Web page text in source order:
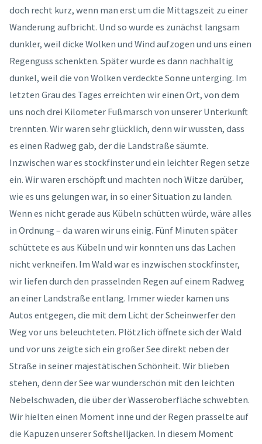
doch recht kurz, wenn man erst um die Mittagszeit zu einer
Wanderung aufbricht. Und so wurde es zunächst langsam
dunkler, weil dicke Wolken und Wind aufzogen und uns einen
Regenguss schenkten. Später wurde es dann nachhaltig
dunkel, weil die von Wolken verdeckte Sonne unterging. Im
letzten Grau des Tages erreichten wir einen Ort, von dem
uns noch drei Kilometer Fußmarsch von unserer Unterkunft
trennten. Wir waren sehr glücklich, denn wir wussten, dass
es einen Radweg gab, der die Landstraße säumte.
Inzwischen war es stockfinster und ein leichter Regen setze
ein. Wir waren erschöpft und machten noch Witze darüber,
wie es uns gelungen war, in so einer Situation zu landen.
Wenn es nicht gerade aus Kübeln schütten würde, wäre alles
in Ordnung – da waren wir uns einig. Fünf Minuten später
schüttete es aus Kübeln und wir konnten uns das Lachen
nicht verkneifen. Im Wald war es inzwischen stockfinster,
wir liefen durch den prasselnden Regen auf einem Radweg
an einer Landstraße entlang. Immer wieder kamen uns
Autos entgegen, die mit dem Licht der Scheinwerfer den
Weg vor uns beleuchteten. Plötzlich öffnete sich der Wald
und vor uns zeigte sich ein großer See direkt neben der
Straße in seiner majestätischen Schönheit. Wir blieben
stehen, denn der See war wunderschön mit den leichten
Nebelschwaden, die über der Wasseroberfläche schwebten.
Wir hielten einen Moment inne und der Regen prasselte auf
die Kapuzen unserer Softshelljacken. In diesem Moment